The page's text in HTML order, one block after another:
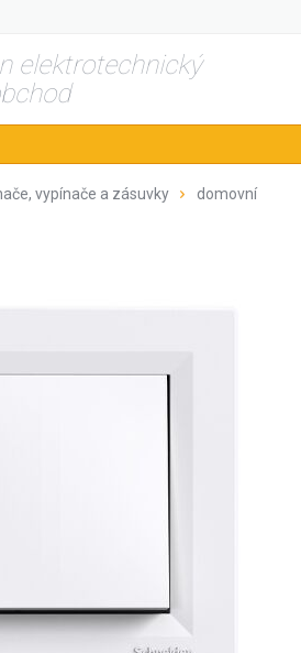
elektrotechnický
vypínače a zásuvky domovní